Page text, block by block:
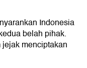
Indonesia
belah pihak.
menciptakan